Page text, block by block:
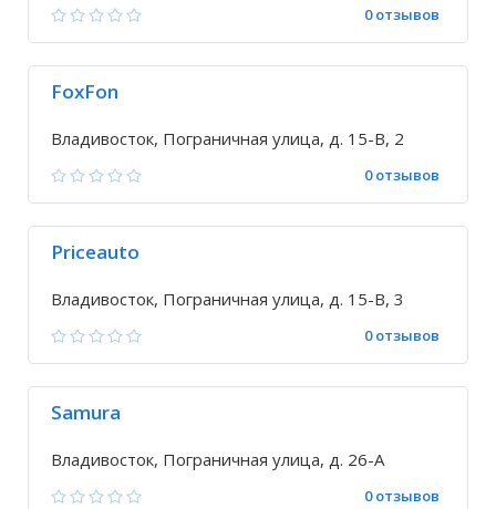
0 отзывов
FoxFon
Владивосток, Пограничная улица, д. 15-В, 2
0 отзывов
Priceauto
Владивосток, Пограничная улица, д. 15-В, 3
0 отзывов
Samura
Владивосток, Пограничная улица, д. 26-А
0 отзывов